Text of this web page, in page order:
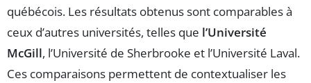
québécois. Les résultats obtenus sont comparables à
ceux d’autres universités, telles que l’Université
McGill, l’Université de Sherbrooke et l’Université Laval.
Ces comparaisons permettent de contextualiser les